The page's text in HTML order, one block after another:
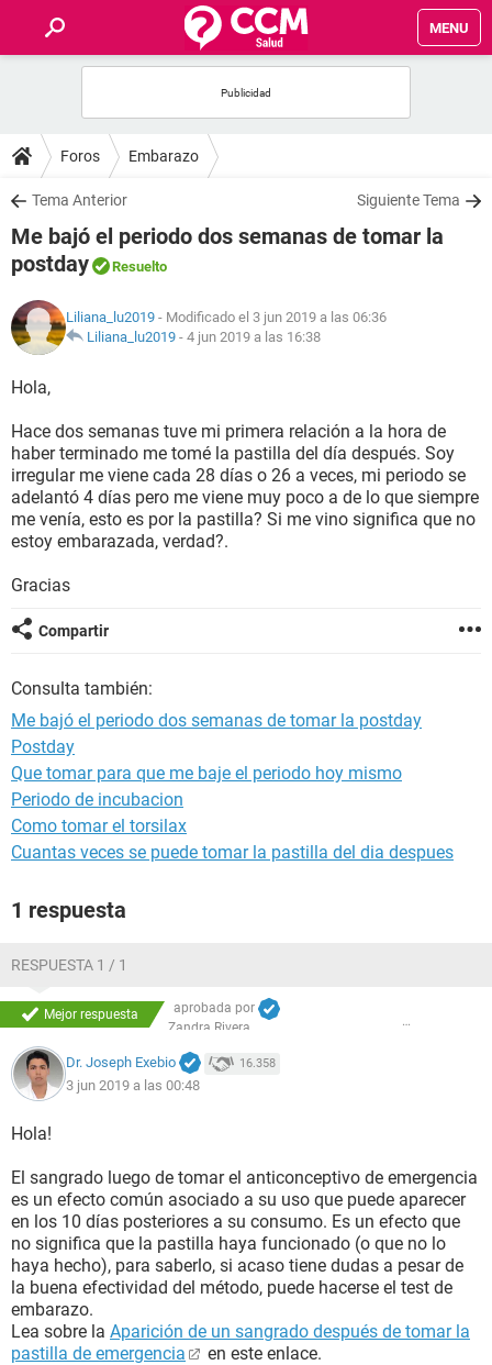
MENU
FOROS
SALUD
FAMILIA
NUTRICIÓN
SEXUALIDAD
GLOSARIO
Foros Embarazo
Tema Anterior Siguiente Tema
Me bajó el periodo dos semanas de tomar la
postday
Resuelto
Liliana_lu2019 - Modificado el 3 jun 2019 a las 06:36
Liliana_lu2019 - 4 jun 2019 a las 16:38
Hola,
Hace dos semanas tuve mi primera relación a la hora de
haber terminado me tomé la pastilla del día después. Soy
irregular me viene cada 28 días o 26 a veces, mi periodo se
adelantó 4 días pero me viene muy poco a de lo que siempre
me venía, esto es por la pastilla? Si me vino significa que no
estoy embarazada, verdad?.
Gracias
Compartir
Consulta también:
Me bajó el periodo dos semanas de tomar la postday
Postday
Que tomar para que me baje el periodo hoy mismo
Periodo de incubacion
Como tomar el torsilax
Cuantas veces se puede tomar la pastilla del dia despues
1 respuesta
RESPUESTA 1 / 1
Mejor respuesta
aprobada por
Zandra Rivera
Dr. Joseph Exebio 16.358
3 jun 2019 a las 00:48
Hola!
El sangrado luego de tomar el anticonceptivo de emergencia
es un efecto común asociado a su uso que puede aparecer
en los 10 días posteriores a su consumo. Es un efecto que
no significa que la pastilla haya funcionado (o que no lo
haya hecho), para saberlo, si acaso tiene dudas a pesar de
la buena efectividad del método, puede hacerse el test de
embarazo.
Lea sobre la Aparición de un sangrado después de tomar la
pastilla de emergencia
en este enlace.